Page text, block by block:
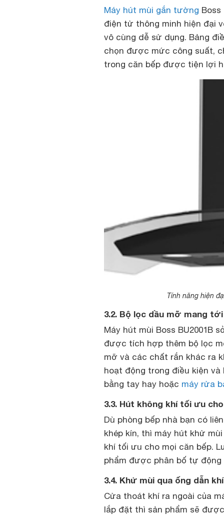
Máy hút mùi gắn tường Boss
điện tử thông minh hiện đại
vô cùng dễ sử dụng. Bảng
chọn được mức công suất,
trong căn bếp được tiện lợi
Tính năng hiện
3.2. Bộ lọc dầu mỡ mang
Máy hút mùi Boss BU2001B
được tích hợp thêm bộ lọc
mỡ và các chất rắn khác ra
hoạt động trong điều kiện
bằng tay hay hoặc máy rửa
3.3. Hút không khí tối ưu
Dù phòng bếp nhà bạn có
khép kín, thì máy hút khử
khí tối ưu cho mọi căn bếp.
phẩm được phân bố tự
3.4. Khử mùi qua ống dẫn
Cửa thoát khí ra ngoài của
lắp đặt thì sản phẩm sẽ